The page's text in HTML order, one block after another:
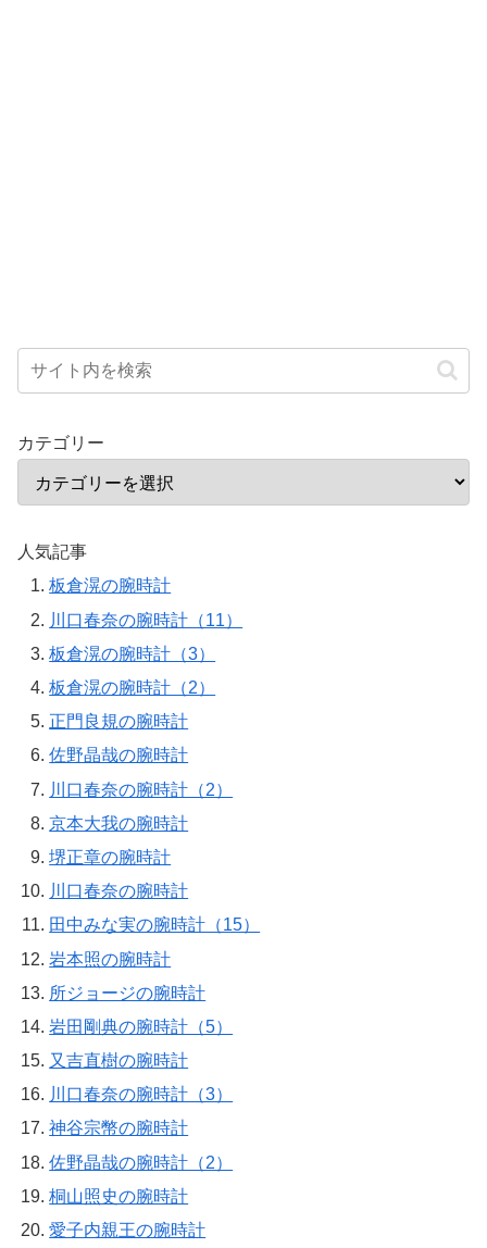
カテゴリー
人気記事
板倉滉の腕時計
川口春奈の腕時計（11）
板倉滉の腕時計（3）
板倉滉の腕時計（2）
正門良規の腕時計
佐野晶哉の腕時計
川口春奈の腕時計（2）
京本大我の腕時計
堺正章の腕時計
川口春奈の腕時計
田中みな実の腕時計（15）
岩本照の腕時計
所ジョージの腕時計
岩田剛典の腕時計（5）
又吉直樹の腕時計
川口春奈の腕時計（3）
神谷宗幣の腕時計
佐野晶哉の腕時計（2）
桐山照史の腕時計
愛子内親王の腕時計